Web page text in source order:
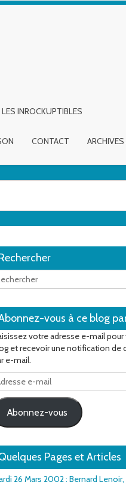
LES INROCKUPTIBLES
CONTACT
vous à ce blog
votre adresse e-mail
et recevoir une notification de
e-mail.
Abonnez-vous
Pages et Articles
26 Mars 2002 : Bernard